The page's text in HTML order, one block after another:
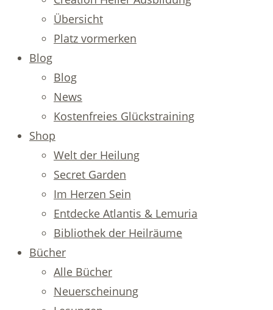
Übersicht
Platz vormerken
Blog
Blog
News
Kostenfreies Glückstraining
Shop
Welt der Heilung
Secret Garden
Im Herzen Sein
Entdecke Atlantis & Lemuria
Bibliothek der Heilräume
Bücher
Alle Bücher
Neuerscheinung